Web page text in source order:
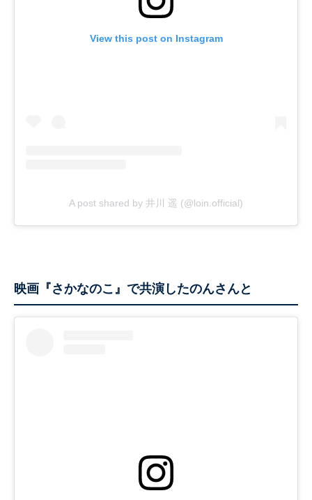
View this post on Instagram
A post shared by 井川 遥 (@loin.official)
映画『さかなのこ』で共演したのんさんと